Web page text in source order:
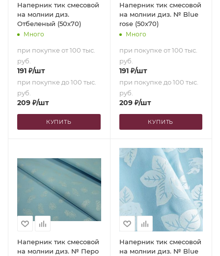
Наперник тик смесовой
на молнии диз.
Отбеленый (50х70)
Много
при покупке от 100 тыс.
руб.
191 ₽/шт
при покупке до 100 тыс.
руб.
209 ₽/шт
КУПИТЬ
Наперник тик смесовой
на молнии диз. № Blue
rose (50х70)
Много
при покупке от 100 тыс.
руб.
191₽/шт
при покупке до 100 тыс.
руб.
209₽/шт
КУПИТЬ
Наперник тик смесовой
на молнии диз. № Перо
Наперник тик смесовой
на молнии диз. № Blue